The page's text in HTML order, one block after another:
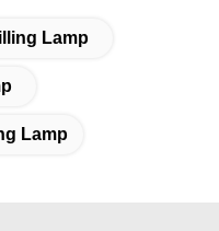
Lamp
Lamp